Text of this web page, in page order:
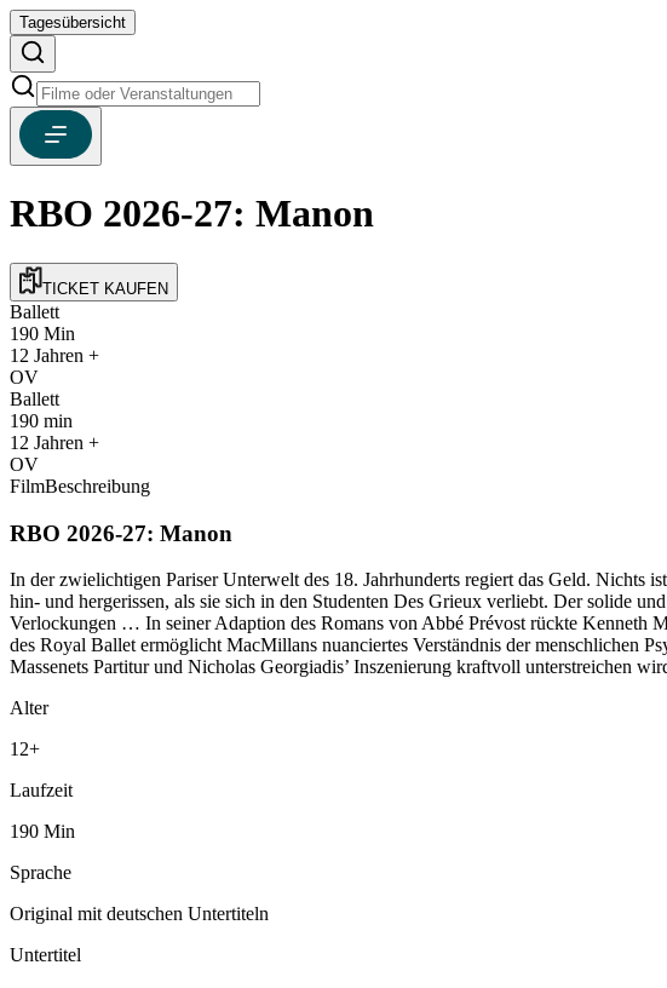
Tagesübersicht
RBO 2026-27: Manon
TICKET KAUFEN
Ballett
190 Min
12 Jahren +
OV
Ballett
190 min
12 Jahren +
OV
FilmBeschreibung
RBO 2026-27: Manon
In der zwielichtigen Pariser Unterwelt des 18. Jahrhunderts regiert das Geld. Nichts
hin- und hergerissen, als sie sich in den Studenten Des Grieux verliebt. Der solide
Verlockungen … In seiner Adaption des Romans von Abbé Prévost rückte Kenneth
des Royal Ballet ermöglicht MacMillans nuanciertes Verständnis der menschlichen
Massenets Partitur und Nicholas Georgiadis’ Inszenierung kraftvoll unterstreichen
Alter
12+
Laufzeit
190 Min
Sprache
Original mit deutschen Untertiteln
Untertitel